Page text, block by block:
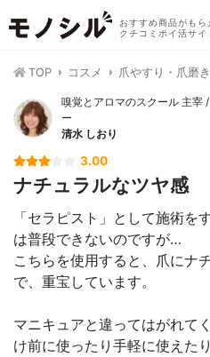
おすすめ商品がもら
クチコミポイ活サイ
TOP コスメ 爪やすり・爪磨き
嗅覚とアロマのスクール 主宰
ー
清水 しおり
3.00
ナチュラルなツヤ感
「セラピスト」として施術を
は普段できないのですが…
こちらを使用すると、爪にナ
で、重宝しています。
マニキュアと違ってはがれて
け前に使ったり手軽に使えた